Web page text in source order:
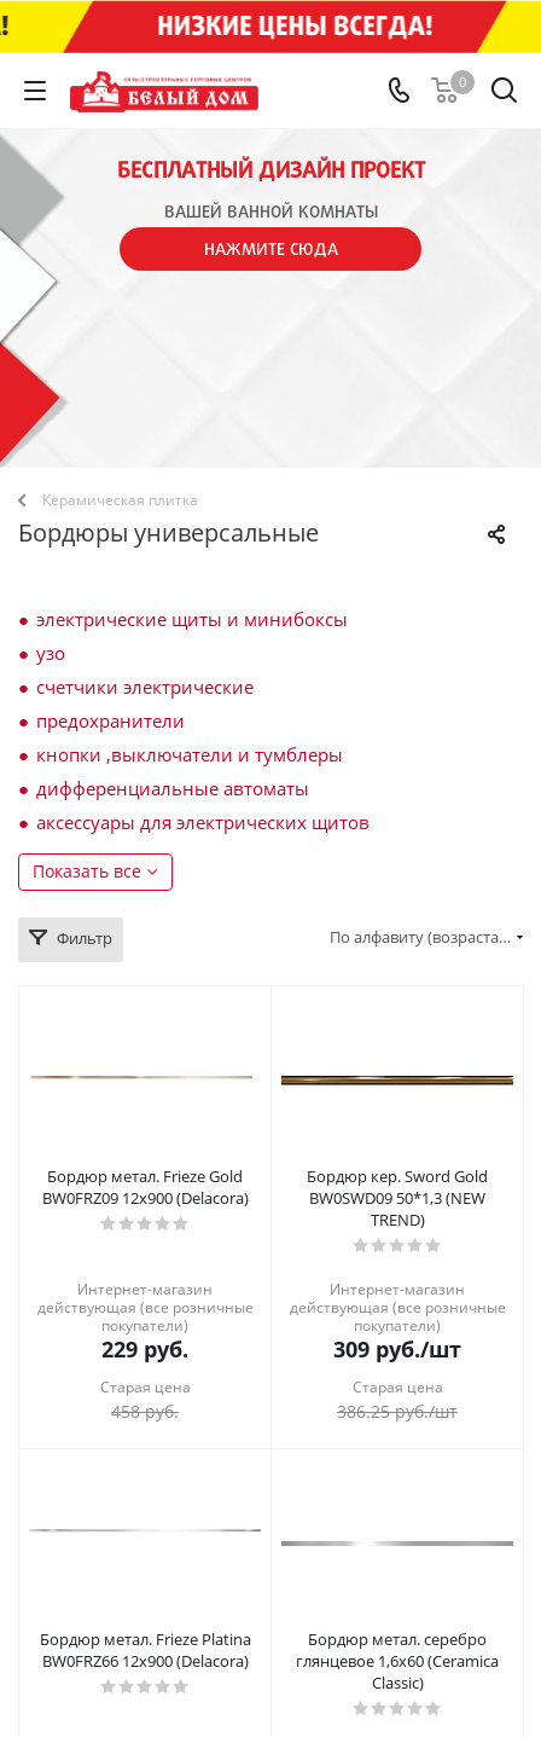
0
БЕСПЛАТНЫЙ ДИЗАЙН ПРОЕКТ
ВАШЕЙ ВАННОЙ КОМНАТЫ
НАЖМИТЕ СЮДА
Керамическая плитка
Бордюры универсальные
электрические щиты и минибоксы
узо
счетчики электрические
предохранители
кнопки ,выключатели и тумблеры
дифференциальные автоматы
аксессуары для электрических щитов
Показать все
Фильтр По алфавиту (возрастание)
Бордюр метал. Frieze Gold
BW0FRZ09 12х900 (Delacora)
Интернет-магазин
действующая (все розничные
покупатели)
229 руб.
Старая цена
458руб.
Бордюр кер. Sword Gold
BW0SWD09 50*1,3 (NEW
TREND)
Интернет-магазин
действующая (все розничные
покупатели)
309 руб./шт
Старая цена
386.25руб./шт
Бордюр метал. Frieze Platina
BW0FRZ66 12х900 (Delacora)
Бордюр метал. серебро
глянцевое 1,6х60 (Ceramica
Classic)